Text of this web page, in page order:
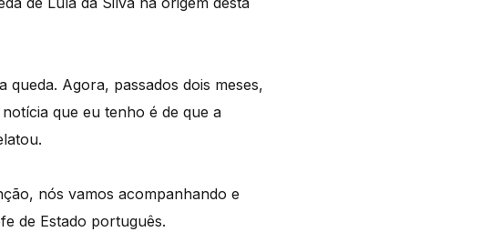
queda. Agora, passados dois meses,
que eu tenho é de que a
nós vamos acompanhando e
de Estado português.